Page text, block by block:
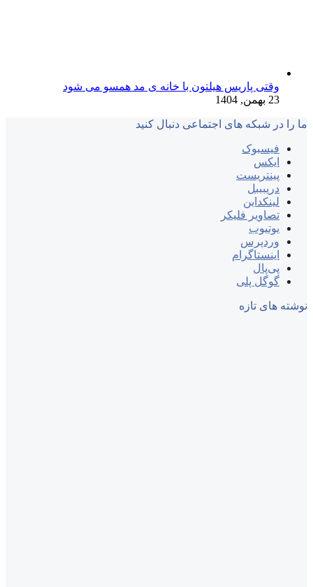
وقتی پاریس هیلتون با خانه‌ ی مد همسو می شود
23 بهمن, 1404
ما را در شبکه های اجتماعی دنبال کنید
فیسبوک
ایکس
پینتریست
دریبببل
لینکداین
تصاویر فلیکر
یوتیوب
وردپرس
اینستاگرام
پی‌پال
گوگل پلی
نوشته های تازه